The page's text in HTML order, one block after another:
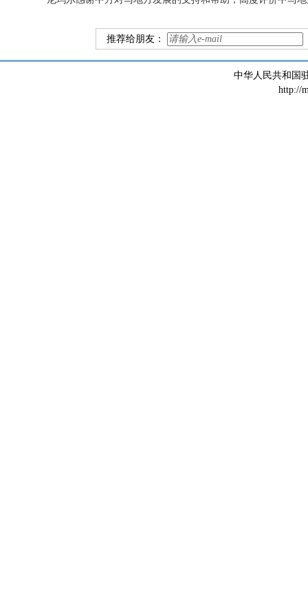
推荐给朋友：
中华人民共和国
http://